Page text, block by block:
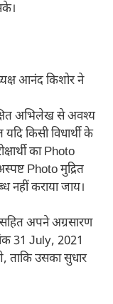
आनंद किशोर ने
अभिलेख से अवश्य
किसी विधार्थी के
का Photo
Photo मुद्रित
नहीं कराया जाय।
सहित अपने अग्रसारण
31 July, 2021
ताकि उसका सुधार